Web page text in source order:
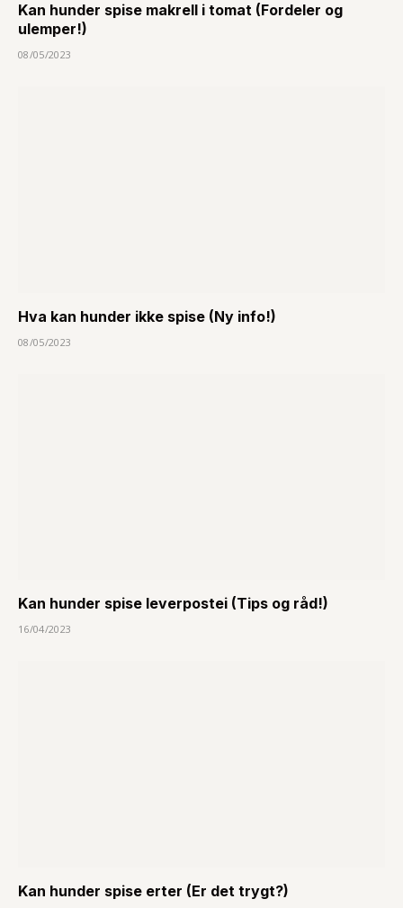
Kan hunder spise makrell i tomat (Fordeler og
ulemper!)
08/05/2023
Hva kan hunder ikke spise (Ny info!)
08/05/2023
Kan hunder spise leverpostei (Tips og råd!)
16/04/2023
Kan hunder spise erter (Er det trygt?)